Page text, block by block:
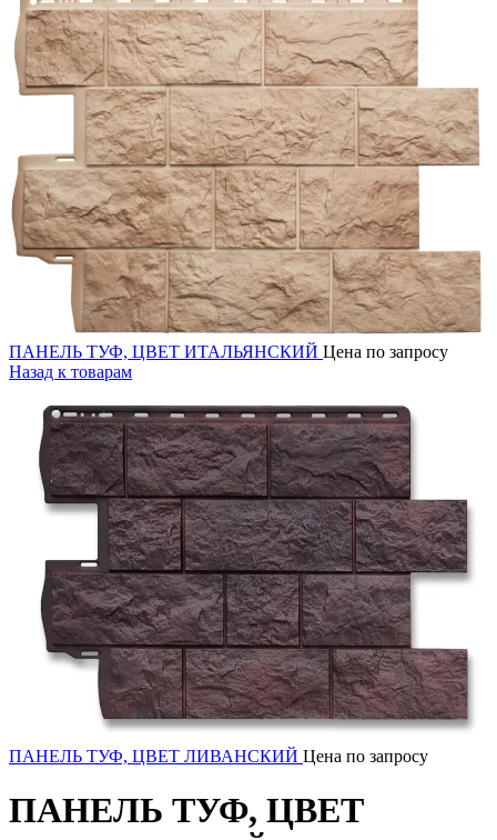
ПАНЕЛЬ ТУФ, ЦВЕТ ИТАЛЬЯНСКИЙ Цена по запросу
Назад к товарам
ПАНЕЛЬ ТУФ, ЦВЕТ ЛИВАНСКИЙ Цена по запросу
ПАНЕЛЬ ТУФ, ЦВЕТ